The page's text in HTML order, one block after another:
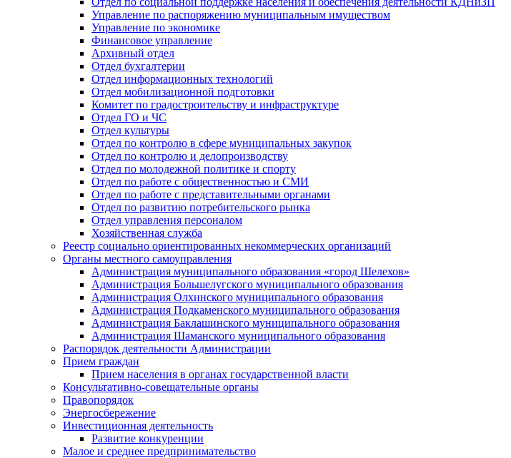
Управление по распоряжению муниципальным имуществом
Управление по экономике
Финансовое управление
Архивный отдел
Отдел бухгалтерии
Отдел информационных технологий
Отдел мобилизационной подготовки
Комитет по градостроительству и инфраструктуре
Отдел ГО и ЧС
Отдел культуры
Отдел по контролю в сфере муниципальных закупок
Отдел по контролю и делопроизводству
Отдел по молодежной политике и спорту
Отдел по работе с общественностью и СМИ
Отдел по работе с представительными органами
Отдел по развитию потребительского рынка
Отдел управления персоналом
Хозяйственная служба
Реестр социально ориентированных некоммерческих организаций
Органы местного самоуправления
Администрация муниципального образования «город Шелехов»
Администрация Большелугского муниципального образования
Администрация Олхинского муниципального образования
Администрация Подкаменского муниципального образования
Администрация Баклашинского муниципального образования
Администрация Шаманского муниципального образования
Распорядок деятельности Администрации
Прием граждан
Прием населения в органах государственной власти
Консультативно-совещательные органы
Правопорядок
Энергосбережение
Инвестиционная деятельность
Развитие конкуренции
Малое и среднее предпринимательство